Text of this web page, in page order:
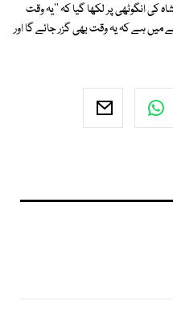
کی انگوٹھی پر لکھا گیا کہ ''یہ وقت
میں ہے کہ یہ وقت بھی گزر جائے گا اور